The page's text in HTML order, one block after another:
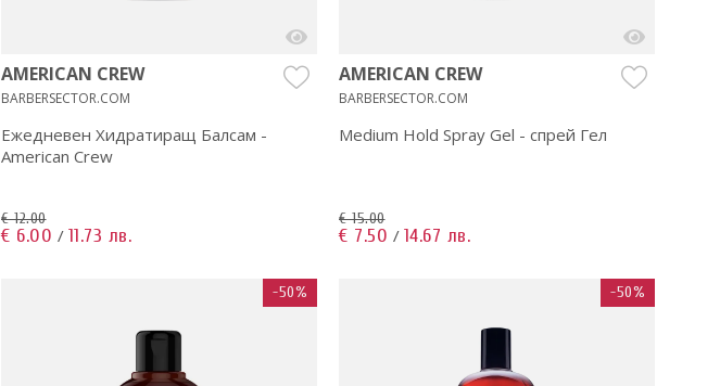
AMERICAN CREW
BARBERSECTOR.COM
Ежедневен Хидратиращ Балсам -
American Crew
€ 12.00
€ 6.00 / 11.73 лв.
AMERICAN CREW
BARBERSECTOR.COM
Medium Hold Spray Gel - спрей Гел
€ 15.00
€ 7.50 / 14.67 лв.
-50% -50%